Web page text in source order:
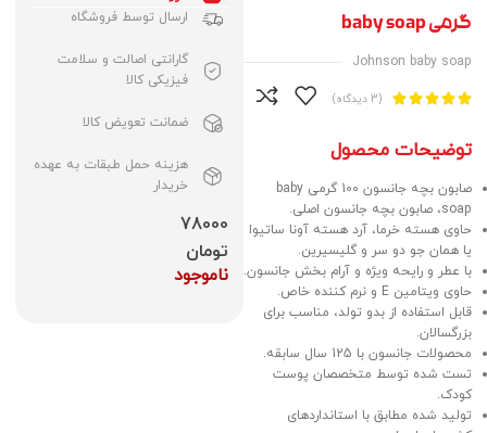
گرمی baby soap
Johnson baby soap




 (3 دیدگاه)
توضیحات محصول
صابون بچه جانسون 100 گرمی baby
soap، صابون بچه جانسون اصلی.
حاوی هسته خرما، آرد هسته آونا ساتیوا
یا همان جو دو سر و گلیسیرین.
با عطر و رایحه ویژه و آرام بخش جانسون.
حاوی ویتامین E و نرم کننده خاص.
قابل استفاده از بدو تولد، مناسب برای
بزرگسالان.
محصولات جانسون با 125 سال سابقه.
تست شده توسط متخصصان پوست
کودک.
تولید شده مطابق با استانداردهای
ارسال توسط فروشگاه
گارانتی اصالت و سلامت
فیزیکی کالا
ضمانت تعویض کالا
هزینه حمل طبقات به عهده
خریدار
78000
تومان
ناموجود